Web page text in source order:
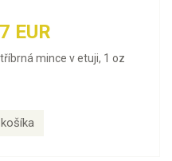
EUR
mince v etuji, 1 oz